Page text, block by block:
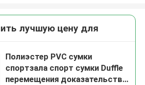
лучшую цену для
Полиэстер PVC сумки
спортзала спорт сумки Duffle
перемещения доказательства